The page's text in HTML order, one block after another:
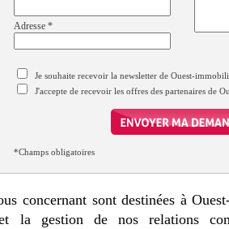
Adresse *
Je souhaite recevoir la newsletter de Ouest-
J'accepte de recevoir les offres des partenaires de
*Champs obligatoires
concernant sont destinées à
la gestion de nos relations